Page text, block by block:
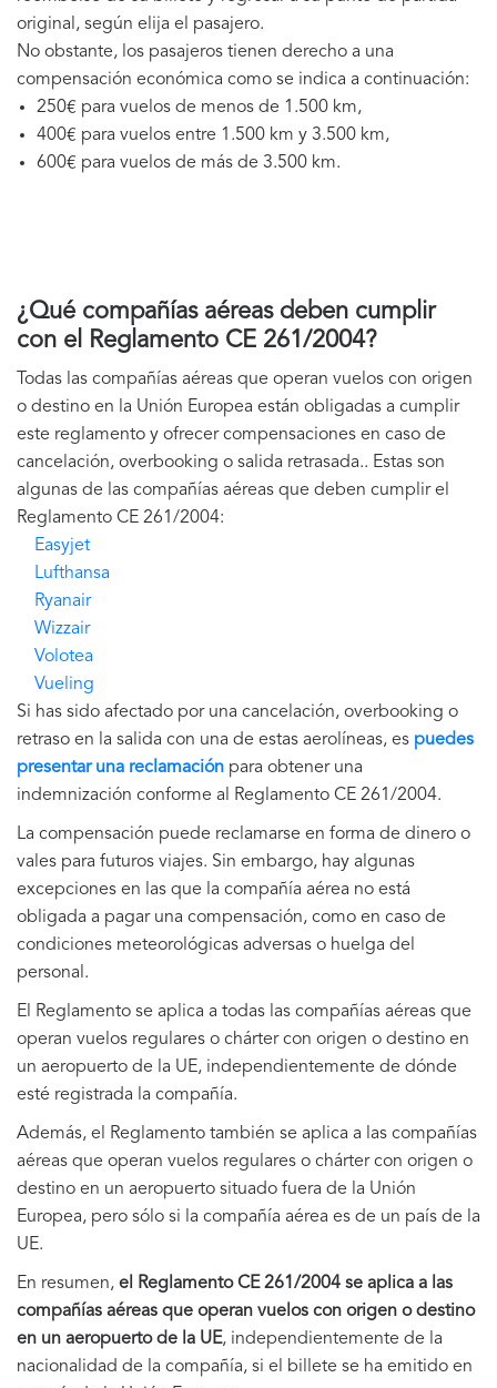
original, según elija el pasajero.
No obstante, los pasajeros tienen derecho a una
compensación económica como se indica a continuación:
250€ para vuelos de menos de 1.500 km,
400€ para vuelos entre 1.500 km y 3.500 km,
600€ para vuelos de más de 3.500 km.
¿Qué compañías aéreas deben cumplir
con el Reglamento CE 261/2004?
Todas las compañías aéreas que operan vuelos con origen
o destino en la Unión Europea están obligadas a cumplir
este reglamento y ofrecer compensaciones en caso de
cancelación, overbooking o salida retrasada.. Estas son
algunas de las compañías aéreas que deben cumplir el
Reglamento CE 261/2004:
Easyjet
Lufthansa
Ryanair
Wizzair
Volotea
Vueling
Si has sido afectado por una cancelación, overbooking o
retraso en la salida con una de estas aerolíneas, es puedes
presentar una reclamación para obtener una
indemnización conforme al Reglamento CE 261/2004.
La compensación puede reclamarse en forma de dinero o
vales para futuros viajes. Sin embargo, hay algunas
excepciones en las que la compañía aérea no está
obligada a pagar una compensación, como en caso de
condiciones meteorológicas adversas o huelga del
personal.
El Reglamento se aplica a todas las compañías aéreas que
operan vuelos regulares o chárter con origen o destino en
un aeropuerto de la UE, independientemente de dónde
esté registrada la compañía.
Además, el Reglamento también se aplica a las compañías
aéreas que operan vuelos regulares o chárter con origen o
destino en un aeropuerto situado fuera de la Unión
Europea, pero sólo si la compañía aérea es de un país de la
UE.
En resumen, el Reglamento CE 261/2004 se aplica a las
compañías aéreas que operan vuelos con origen o destino
en un aeropuerto de la UE, independientemente de la
nacionalidad de la compañía, si el billete se ha emitido en